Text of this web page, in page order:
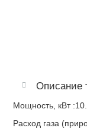
Описание
Мощность, кВт
Расход газа